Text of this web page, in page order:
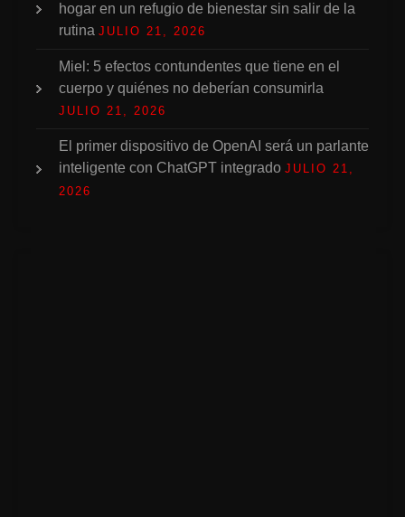
hogar en un refugio de bienestar sin salir de la
rutina JULIO 21, 2026
Miel: 5 efectos contundentes que tiene en el
cuerpo y quiénes no deberían consumirla
JULIO 21, 2026
El primer dispositivo de OpenAI será un parlante
inteligente con ChatGPT integrado JULIO 21,
2026